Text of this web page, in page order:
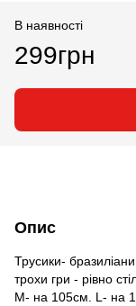
В наявності
299грн
Опис
Трусики-
трохи гри - рівно
M- на 105см. L- на